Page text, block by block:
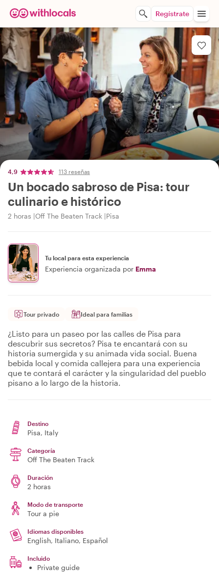
Regístrate
4,9 113 reseñas
Un bocado sabroso de Pisa: tour
culinario e histórico
2 horas Off The Beaten Track Pisa
Tu local para esta experiencia
Experiencia organizada por Emma
Tour privado Ideal para familias
¿Listo para un paseo por las calles de Pisa para
descubrir sus secretos? Pisa te encantará con su
historia sumergida y su animada vida social. Buena
bebida local y comida callejera para una experiencia
que te contará el carácter y la singularidad del pueblo
pisano a lo largo de la historia.
Destino
Pisa, Italy
Categoría
Off The Beaten Track
Duración
2 horas
Modo de transporte
Tour a pie
Idiomas disponibles
English, Italiano, Español
Incluido
Private guide